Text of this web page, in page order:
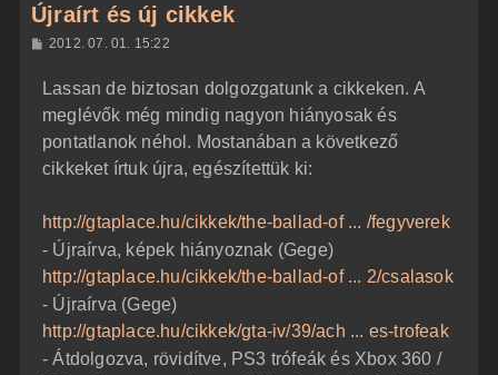
Újraírt és új cikkek
H
z
s
z
ó
l
2012. 07. 01. 15:22
Lassan de biztosan dolgozgatunk a cikkeken. A
meglévők még mindig nagyon hiányosak és
pontatlanok néhol. Mostanában a következő
cikkeket írtuk újra, egészítettük ki:
http://gtaplace.hu/cikkek/the-ballad-of ... /fegyverek
- Újraírva, képek hiányoznak (Gege)
http://gtaplace.hu/cikkek/the-ballad-of ... 2/csalasok
- Újraírva (Gege)
http://gtaplace.hu/cikkek/gta-iv/39/ach ... es-trofeak
- Átdolgozva, rövidítve, PS3 trófeák és Xbox 360 /